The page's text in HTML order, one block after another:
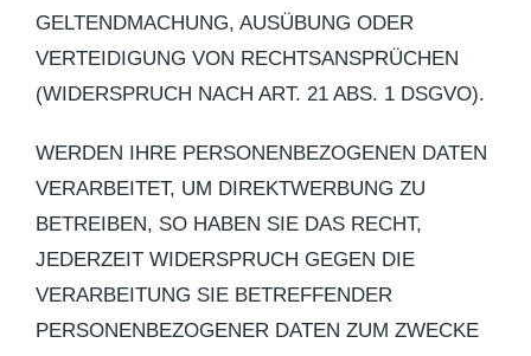
GELTENDMACHUNG, AUSÜBUNG ODER
VERTEIDIGUNG VON RECHTSANSPRÜCHEN
(WIDERSPRUCH NACH ART. 21 ABS. 1 DSGVO).
WERDEN IHRE PERSONENBEZOGENEN DATEN
VERARBEITET, UM DIREKTWERBUNG ZU
BETREIBEN, SO HABEN SIE DAS RECHT,
JEDERZEIT WIDERSPRUCH GEGEN DIE
VERARBEITUNG SIE BETREFFENDER
PERSONENBEZOGENER DATEN ZUM ZWECKE